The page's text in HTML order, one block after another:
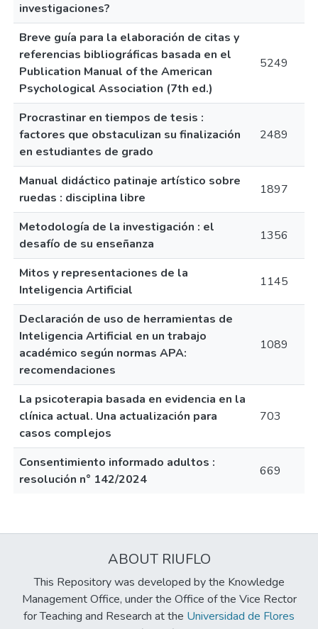
investigaciones?
Breve guía para la elaboración de citas y
referencias bibliográficas basada en el
Publication Manual of the American
Psychological Association (7th ed.)
5249
Procrastinar en tiempos de tesis :
factores que obstaculizan su finalización
en estudiantes de grado
2489
Manual didáctico patinaje artístico sobre
ruedas : disciplina libre
1897
Metodología de la investigación : el
desafío de su enseñanza
1356
Mitos y representaciones de la
Inteligencia Artificial
1145
Declaración de uso de herramientas de
Inteligencia Artificial en un trabajo
académico según normas APA:
recomendaciones
1089
La psicoterapia basada en evidencia en la
clínica actual. Una actualización para
casos complejos
703
Consentimiento informado adultos :
resolución n° 142/2024
669
ABOUT RIUFLO
This Repository was developed by the Knowledge
Management Office, under the Office of the Vice Rector
for Teaching and Research at the Universidad de Flores